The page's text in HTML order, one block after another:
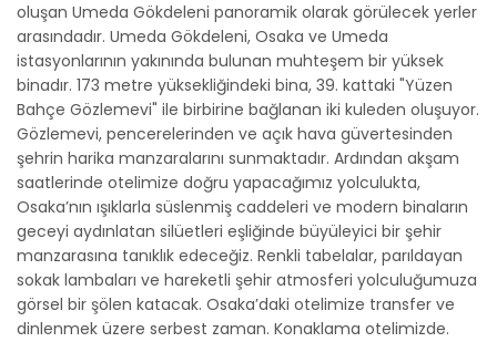
oluşan Umeda Gökdeleni panoramik olarak görülecek yerler
arasındadır. Umeda Gökdeleni, Osaka ve Umeda
istasyonlarının yakınında bulunan muhteşem bir yüksek
binadır. 173 metre yüksekliğindeki bina, 39. kattaki "Yüzen
Bahçe Gözlemevi" ile birbirine bağlanan iki kuleden oluşuyor.
Gözlemevi, pencerelerinden ve açık hava güvertesinden
şehrin harika manzaralarını sunmaktadır. Ardından akşam
saatlerinde otelimize doğru yapacağımız yolculukta,
Osaka’nın ışıklarla süslenmiş caddeleri ve modern binaların
geceyi aydınlatan silüetleri eşliğinde büyüleyici bir şehir
manzarasına tanıklık edeceğiz. Renkli tabelalar, parıldayan
sokak lambaları ve hareketli şehir atmosferi yolculuğumuza
görsel bir şölen katacak. Osaka’daki otelimize transfer ve
dinlenmek üzere serbest zaman. Konaklama otelimizde.